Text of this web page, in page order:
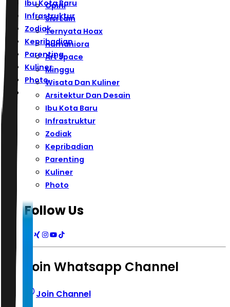
Ibu Kota Baru
Infrastruktur
Zodiak
Kepribadian
Parenting
Kuliner
Photo
Opini
Sisi Lain
Ternyata Hoax
Humaniora
Art Space
Minggu
Wisata Dan Kuliner
Arsitektur Dan Desain
Ibu Kota Baru
Infrastruktur
Zodiak
Kepribadian
Parenting
Kuliner
Photo
Follow Us
Join Whatsapp Channel
Join Channel